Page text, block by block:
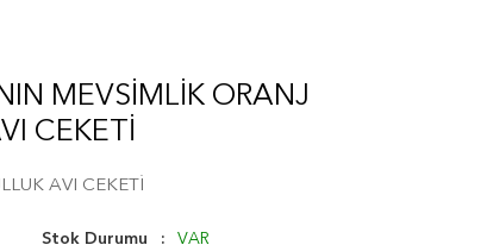
MEVSİMLİK ORANJ
CEKETİ
AVI CEKETİ
Stok Durumu VAR